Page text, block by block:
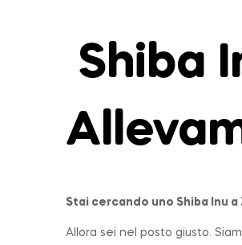
Shiba
Stai cercando uno Shiba Inu a
Allora sei nel posto giusto.